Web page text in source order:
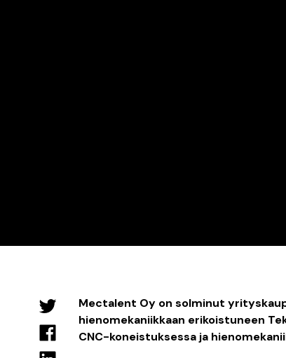
Mectalent Oy on solminut
hienomekaniikkaan erikoistuneen
CNC-koneistuksessa ja